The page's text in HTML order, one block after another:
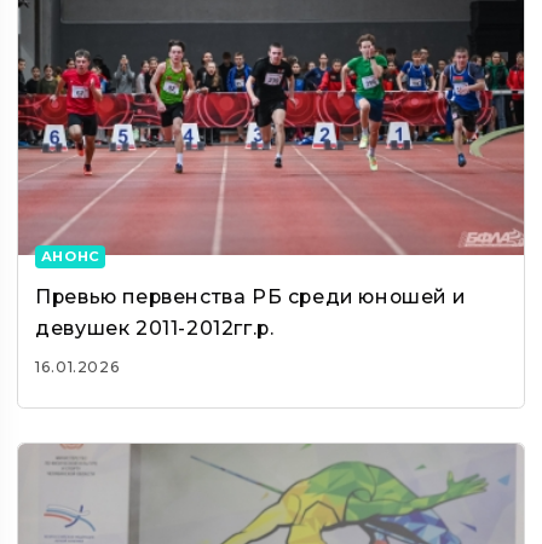
АНОНС
Превью первенства РБ среди юношей и
девушек 2011-2012гг.р.
16.01.2026